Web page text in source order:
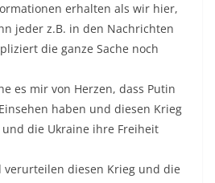
erhalten als wir hier,
jeder z.B. in den Nachrichten
die ganze Sache noch
es mir von Herzen, dass Putin
haben und diesen Krieg
die Ukraine ihre Freiheit
verurteilen diesen Krieg und die